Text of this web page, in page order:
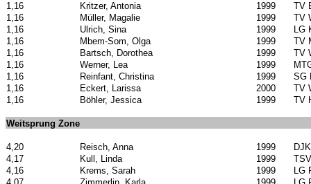
1,16
Kritzer, Antonia 1999
TV
1,16
Müller, Magalie 1999
TV
1,16
Ulrich, Sina 1999
LG
1,16
Mbem-Som, Olga 1999
TV
1,16
Bartsch, Dorothea 1999
TV
1,16
Werner, Lea 1999
1,16
Reinfant, Christina 1999
SG
1,16
Eckert, Larissa 2000
TV
1,16
Böhler, Jessica 1999 TV
Weitsprung Zone
4,20 Reisch, Anna 1999
4,17
Kull, Linda 1999
4,16
Krems, Sarah 1999
LG